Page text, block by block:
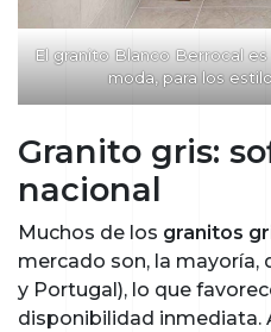
El granito Blanco Berrocal
moda, para los
Granito gris:
nacional
Muchos de los granitos
mercado son, la mayoría,
y Portugal), lo que
disponibilidad inmediata.